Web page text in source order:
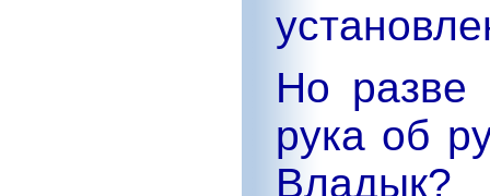
Но разве
рука об